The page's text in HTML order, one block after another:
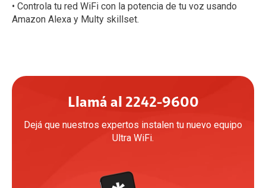
• Controla tu red WiFi con la potencia de tu voz usando
Amazon Alexa y Multy skillset.
Llamá al 2242-9600
Dejá que nuestros expertos instalen tu nuevo equipo
Ultra WiFi.